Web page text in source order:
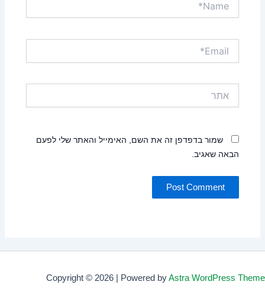
שמור בדפדפן זה את השם, האימייל והאתר שלי לפעם
הבאה שאגיב.
Copyright © 2026 | Powered byAstra WordPress Theme